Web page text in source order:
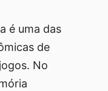
é uma das
de
No